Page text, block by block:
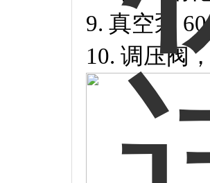
9. 真空泵
10. 调压阀